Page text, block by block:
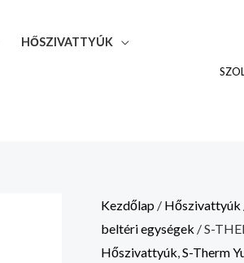
HŐSZIVATTYÚK
Kezdőlap / Hőszivattyúk
beltéri egységek / S-
Hőszivattyúk,S-Therm
S-
THERM
YUKON
240TB-